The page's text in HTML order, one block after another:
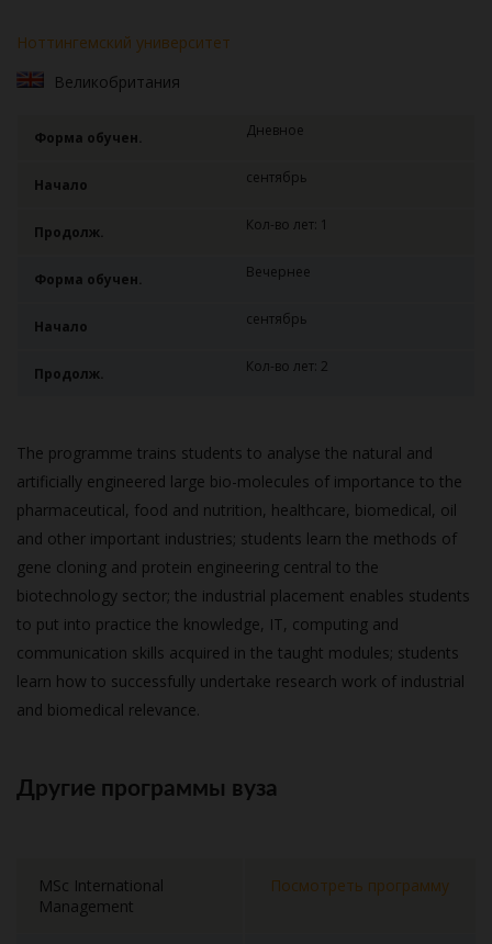
Ноттингемский университет
Великобритания
Форма обучен. Дневное
Начало сентябрь
Продолж. Кол-во лет: 1
Форма обучен. Вечернее
Начало сентябрь
Продолж. Кол-во лет: 2
The programme trains students to analyse the natural and
artificially engineered large bio-molecules of importance to the
pharmaceutical, food and nutrition, healthcare, biomedical, oil
and other important industries; students learn the methods of
gene cloning and protein engineering central to the
biotechnology sector; the industrial placement enables students
to put into practice the knowledge, IT, computing and
communication skills acquired in the taught modules; students
learn how to successfully undertake research work of industrial
and biomedical relevance.
Другие программы вуза
MSc International
Management
Посмотреть программу